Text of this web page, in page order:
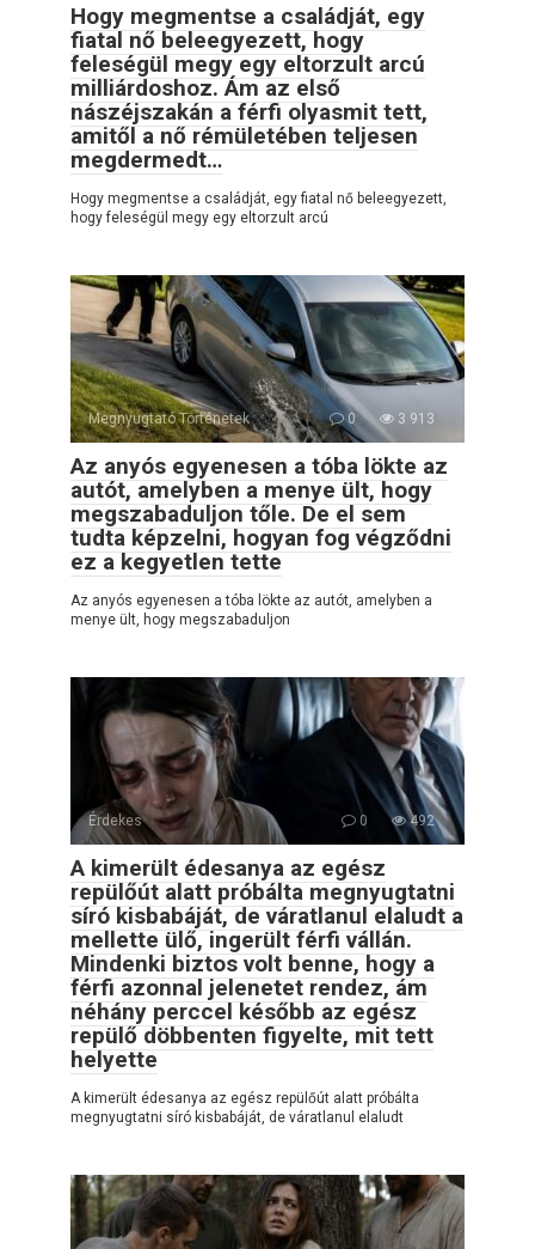
Hogy megmentse a családját, egy
fiatal nő beleegyezett, hogy
feleségül megy egy eltorzult arcú
milliárdoshoz. Ám az első
nászéjszakán a férfi olyasmit tett,
amitől a nő rémületében teljesen
megdermedt…
Hogy megmentse a családját, egy fiatal nő beleegyezett,
hogy feleségül megy egy eltorzult arcú
Megnyugtató Történetek 0 3 913
Az anyós egyenesen a tóba lökte az
autót, amelyben a menye ült, hogy
megszabaduljon tőle. De el sem
tudta képzelni, hogyan fog végződni
ez a kegyetlen tette
Az anyós egyenesen a tóba lökte az autót, amelyben a
menye ült, hogy megszabaduljon
Érdekes 0 492
A kimerült édesanya az egész
repülőút alatt próbálta megnyugtatni
síró kisbabáját, de váratlanul elaludt a
mellette ülő, ingerült férfi vállán.
Mindenki biztos volt benne, hogy a
férfi azonnal jelenetet rendez, ám
néhány perccel később az egész
repülő döbbenten figyelte, mit tett
helyette
A kimerült édesanya az egész repülőút alatt próbálta
megnyugtatni síró kisbabáját, de váratlanul elaludt